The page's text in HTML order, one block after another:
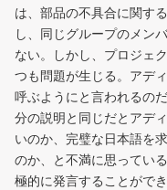
は、部品の不具合に関す
し、同じグループのメン
ない。しかし、プロジェ
つも問題が生じる。アデ
呼ぶようにと言われるの
分の説明と同じだとアデ
いのか、完璧な日本語を
のか、と不満に思ってい
極的に発言することがで